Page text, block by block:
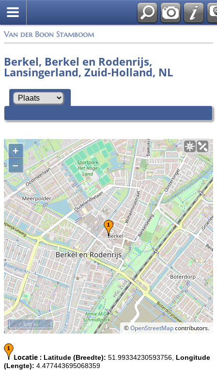
Van der Boon Stamboom
Berkel, Berkel en Rodenrijs,
Lansingerland, Zuid-Holland, NL
+
–
©OpenStreetMapcontributors.
500 m
Locatie : Latitude (Breedte): 51.99334230593756, Longitude
(Lengte): 4.477443695068359